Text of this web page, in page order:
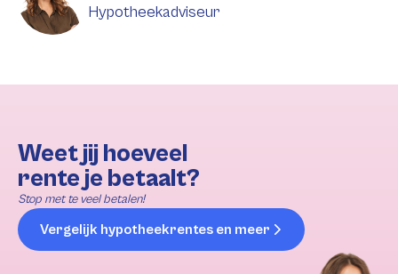
Hypotheekadviseur
Weet jij hoeveel
rente je betaalt?
Stop met te veel betalen!
Vergelijk hypotheekrentes en meer